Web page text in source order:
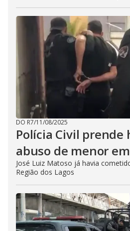
DO R7/11/08/2025
Polícia Civil prende
abuso de menor
José Luiz Matoso já havia
Região dos Lagos